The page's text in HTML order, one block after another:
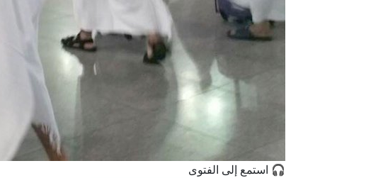
🎧 استمع إلى الفتوى